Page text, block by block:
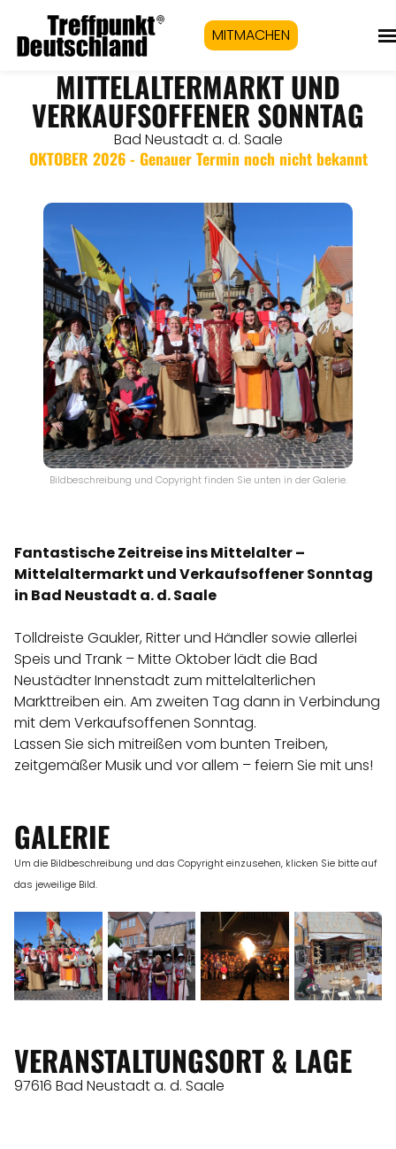
MITMACHEN
MITTELALTERMARKT UND
VERKAUFSOFFENER SONNTAG
Bad Neustadt a. d. Saale
OKTOBER 2026 - Genauer Termin noch nicht bekannt
Bildbeschreibung und Copyright finden Sie unten in der Galerie.
Fantastische Zeitreise ins Mittelalter –
Mittelaltermarkt und Verkaufsoffener Sonntag
in Bad Neustadt a. d. Saale
Tolldreiste Gaukler, Ritter und Händler sowie allerlei
Speis und Trank – Mitte Oktober lädt die Bad
Neustädter Innenstadt zum mittelalterlichen
Markttreiben ein. Am zweiten Tag dann in Verbindung
mit dem Verkaufsoffenen Sonntag.
Lassen Sie sich mitreißen vom bunten Treiben,
zeitgemäßer Musik und vor allem – feiern Sie mit uns!
GALERIE
Um die Bildbeschreibung und das Copyright einzusehen, klicken Sie bitte auf
das jeweilige Bild.
VERANSTALTUNGSORT & LAGE
97616 Bad Neustadt a. d. Saale